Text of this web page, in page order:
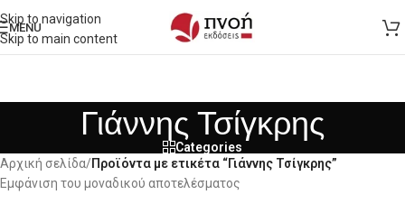
Skip to navigation
Skip to main content
MENU
Γιάννης Τσίγκρης
Categories
Αρχική σελίδα/Προϊόντα με ετικέτα “Γιάννης Τσίγκρης”
Εμφάνιση του μοναδικού αποτελέσματος